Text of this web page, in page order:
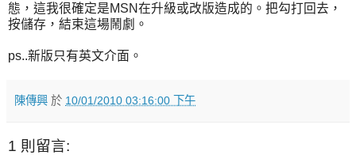
態，這我很確定是MSN在升級或改版造成的。把勾打回去，
按儲存，結束這場鬧劇。
ps..新版只有英文介面。
陳傳興 於 10/01/2010 03:16:00 下午
1 則留言: